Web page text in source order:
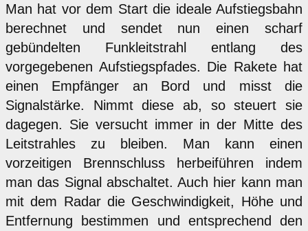
Man hat vor dem Start die ideale Aufstiegsbahn
berechnet und sendet nun einen scharf
gebündelten Funkleitstrahl entlang des
vorgegebenen Aufstiegspfades. Die Rakete hat
einen Empfänger an Bord und misst die
Signalstärke. Nimmt diese ab, so steuert sie
dagegen. Sie versucht immer in der Mitte des
Leitstrahles zu bleiben. Man kann einen
vorzeitigen Brennschluss herbeiführen indem
man das Signal abschaltet. Auch hier kann man
mit dem Radar die Geschwindigkeit, Höhe und
Entfernung bestimmen und entsprechend den